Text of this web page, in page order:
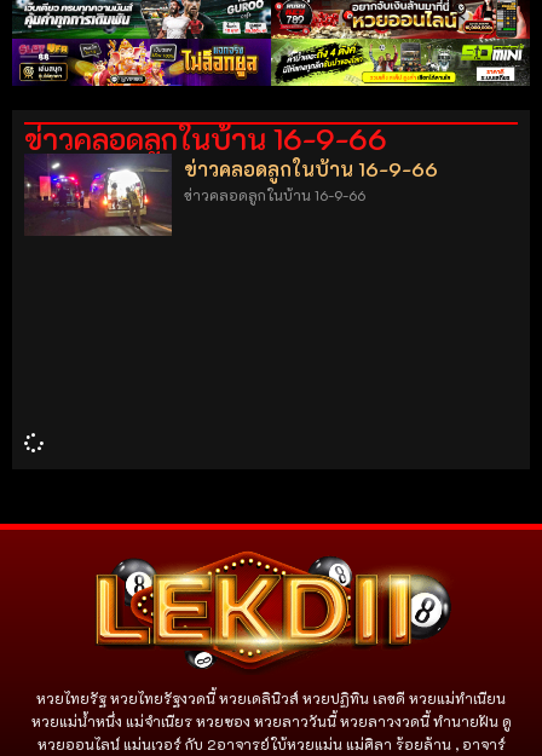
ข่าวคลอดลูกในบ้าน 16-9-66
ข่าวคลอดลูกในบ้าน 16-9-66
ข่าวคลอดลูกในบ้าน 16-9-66
หวยไทยรัฐ หวยไทยรัฐงวดนี้ หวยเดลินิวส์ หวยปฏิทิน เลขดี หวยแม่ทำเนียน
หวยแม่น้ำหนึ่ง แม่จําเนียร หวยซอง หวยลาววันนี้ หวยลาวงวดนี้ ทำนายฝัน ดู
หวยออนไลน์ แม่นเวอร์ กับ 2อาจารย์ใบ้หวยแม่น แม่ศิลา ร้อยล้าน , อาจาร์